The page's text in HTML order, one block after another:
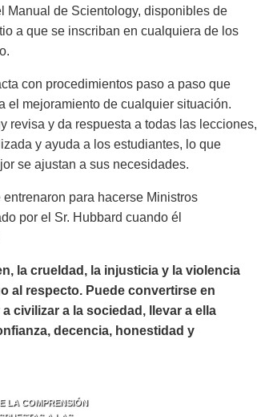
Manual de Scientology, disponibles de
a que se inscriban en cualquiera de los
con procedimientos paso a paso que
el mejoramiento de cualquier situación.
revisa y da respuesta a todas las lecciones,
y ayuda a los estudiantes, lo que
se ajustan a sus necesidades.
para hacerse Ministros
por el Sr. Hubbard cuando él
la crueldad, la injusticia y la violencia
al respecto. Puede convertirse en
civilizar a la sociedad, llevar a ella
decencia, honestidad y
LA COMPRENSIÓN